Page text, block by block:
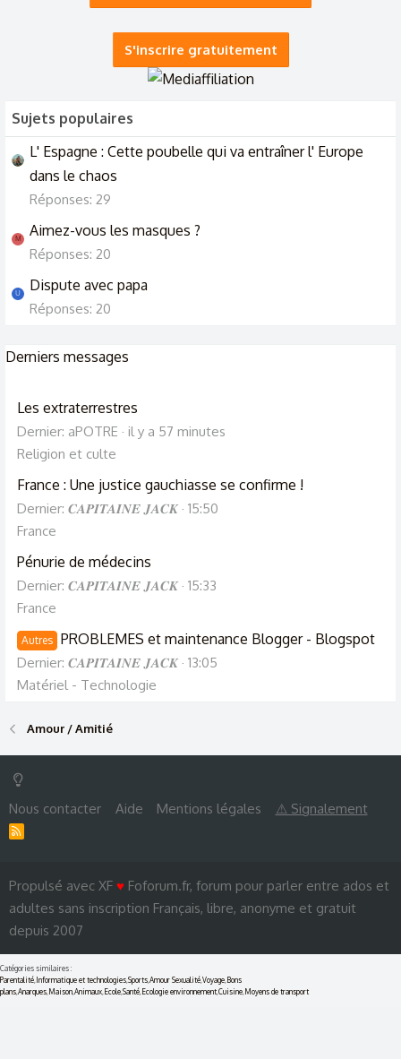
Discu pour faire des crises cardiaques au gens 😈
S'inscrire gratuitement
Sujets populaires
L' Espagne : Cette poubelle qui va entraîner l' Europe
dans le chaos
Réponses: 29
M Aimez-vous les masques ?
Réponses: 20
Dispute avec papa
Réponses: 20
Derniers messages
Les extraterrestres
Dernier: aPOTRE
il y a 57 minutes
Religion et culte
France : Une justice gauchiasse se confirme !
Dernier: 𝑪𝑨𝑷𝑰𝑻𝑨𝑰𝑵𝑬 𝑱𝑨𝑪𝑲 15:50
France
Pénurie de médecins
Dernier: 𝑪𝑨𝑷𝑰𝑻𝑨𝑰𝑵𝑬 𝑱𝑨𝑪𝑲 15:33
France
Autres PROBLEMES et maintenance Blogger - Blogspot
Dernier: 𝑪𝑨𝑷𝑰𝑻𝑨𝑰𝑵𝑬 𝑱𝑨𝑪𝑲 13:05
Matériel - Technologie
Amour / Amitié
Nous contacter Aide Mentions légales ⚠ Signalement
Propulsé avec XF ♥ Foforum.fr, forum pour parler entre ados et
adultes sans inscription Français, libre, anonyme et gratuit
depuis 2007
Catégories similaires :
Parentalité, Informatique et technologies,Sports,Amour Sexualité,Voyage, Bons
plans,Anarques,Maison,Animaux, Ecole,Santé, Ecologie environnement,Cuisine,Moyens de transport